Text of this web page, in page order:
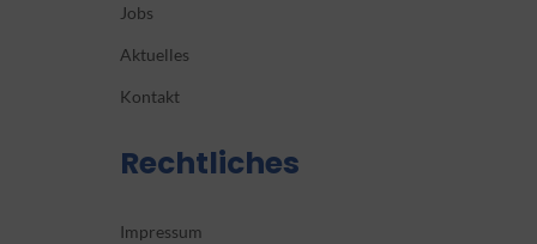
Jobs
Aktuelles
Kontakt
Rechtliches
Impressum